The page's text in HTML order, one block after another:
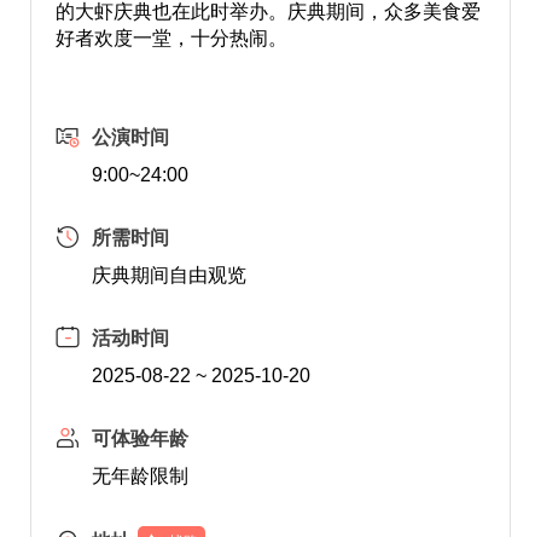
的大虾庆典也在此时举办。庆典期间，众多美食爱
好者欢度一堂，十分热闹。
公演时间
9:00~24:00
所需时间
庆典期间自由观览
活动时间
2025-08-22 ~ 2025-10-20
可体验年龄
无年龄限制